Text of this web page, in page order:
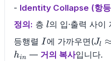
- Identity Collapse (항
정의: 층 l
l의 입·출력 사이
등행렬 II에 가까우면(
I
Jl
hin — 거의 복사입니다.